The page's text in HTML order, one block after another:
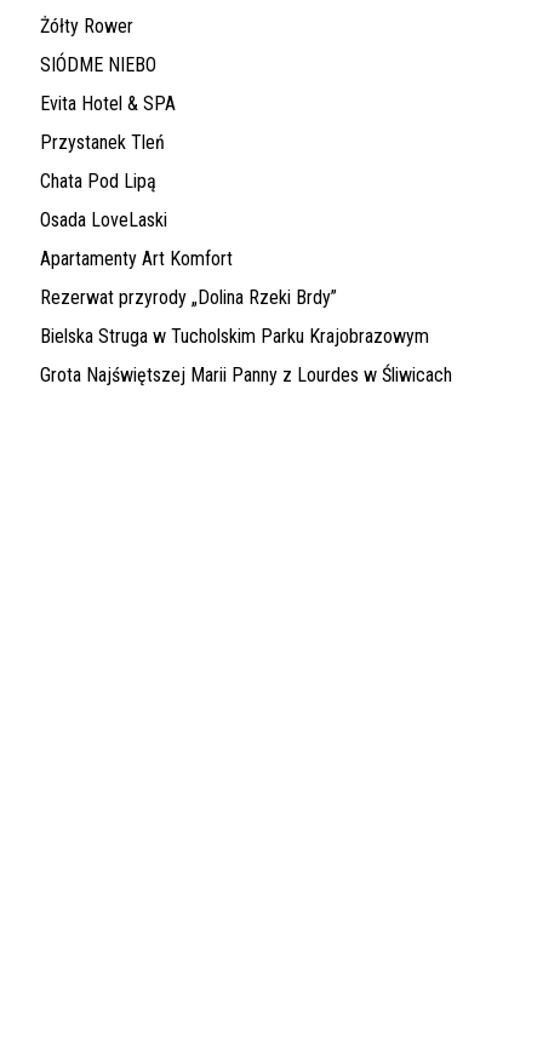
Żółty Rower
SIÓDME NIEBO
Evita Hotel & SPA
Przystanek Tleń
Chata Pod Lipą
Osada LoveLaski
Apartamenty Art Komfort
Rezerwat przyrody „Dolina Rzeki Brdy”
Bielska Struga w Tucholskim Parku Krajobrazowym
Grota Najświętszej Marii Panny z Lourdes w Śliwicach